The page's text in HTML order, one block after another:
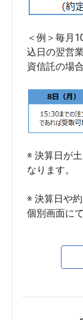
＜例＞毎月
込日の翌営
※ 決算日が
なります。
※ 決算日や